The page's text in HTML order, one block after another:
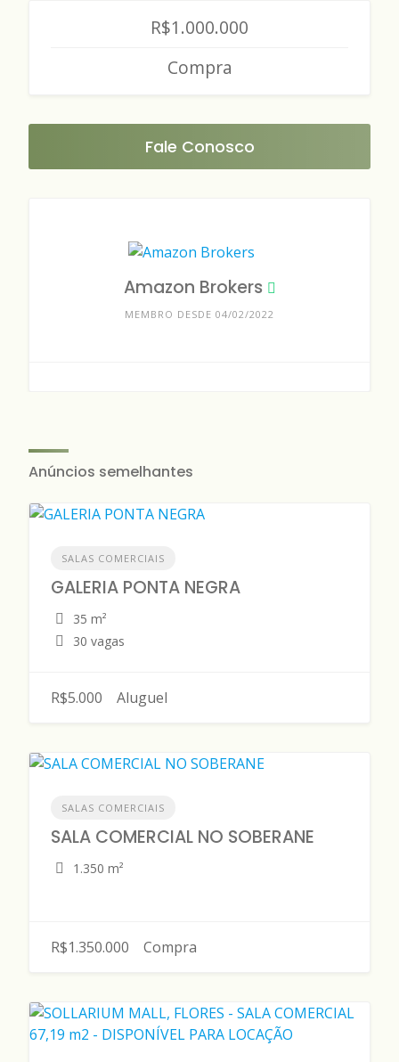
R$1.000.000
Compra
Fale Conosco
Amazon Brokers
MEMBRO DESDE 04/02/2022
Anúncios semelhantes
SALAS COMERCIAIS
GALERIA PONTA NEGRA
35 m²
30 vagas
R$5.000 Aluguel
SALAS COMERCIAIS
SALA COMERCIAL NO SOBERANE
1.350 m²
R$1.350.000 Compra